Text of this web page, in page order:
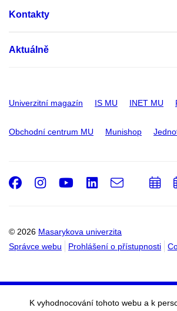
Kontakty
Aktuálně
Univerzitní magazín IS MU INET MU
Obchodní centrum MU Munishop
© 2026 Masarykova univerzita
Správce webu
Prohlášení o přístupnosti
Facebook
Instagram
Youtube
LinkedIn
e-
K vyhodnocování tohoto webu a k